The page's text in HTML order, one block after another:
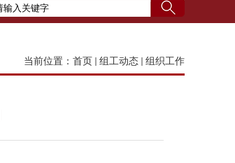
当前位置： 首页 组工动态 组织工作